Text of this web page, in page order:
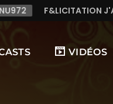
CETTE
VIDÉOS